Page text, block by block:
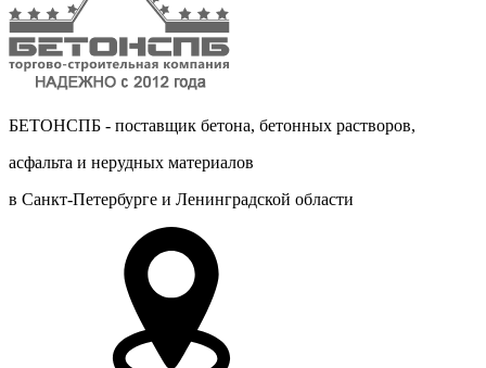
БЕТОНСПБ - поставщик бетона, бетонных растворов,
асфальта и нерудных материалов
в Санкт-Петербурге и Ленинградской области